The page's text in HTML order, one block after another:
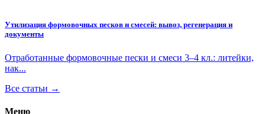
Утилизация формовочных песков и смесей: вывоз, регенерация и
документы
Отработанные формовочные пески и смеси 3–4 кл.: литейки,
нак...
Все статьи →
Меню